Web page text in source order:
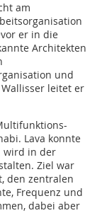
am
er in die
Architekten
und
leitet er
Lava konnte
wird in der
Ziel war
den zentralen
Frequenz und
dabei aber